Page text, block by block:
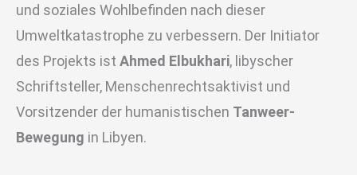
und soziales Wohlbefinden nach dieser
Umweltkatastrophe zu verbessern. Der Initiator
des Projekts ist Ahmed Elbukhari, libyscher
Schriftsteller, Menschenrechtsaktivist und
Vorsitzender der humanistischen Tanweer-
Bewegung in Libyen.